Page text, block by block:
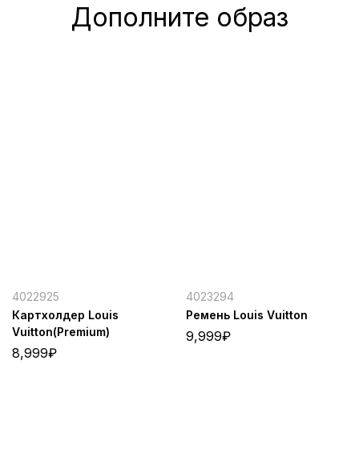
Дополните образ
4022925
Картхолдер Louis
Vuitton(Premium)
8,999₽
4023294
Ремень Louis Vuitton
9,999₽